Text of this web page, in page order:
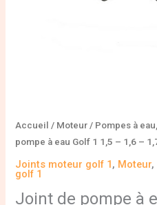
Accueil / Moteur / Pompes à
pompe à eau Golf 1 1,5 – 1,6 –
Joints moteur golf 1, Moteur,
golf 1
Joint de pompe à